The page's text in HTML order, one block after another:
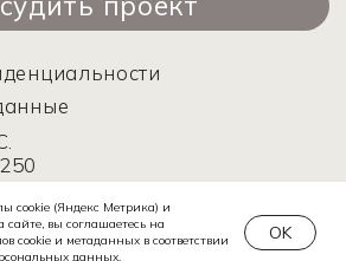
cookie (Яндекс Метрика) и
вы соглашаетесь на
cookie и метаданных в соответствии
данных.
OK